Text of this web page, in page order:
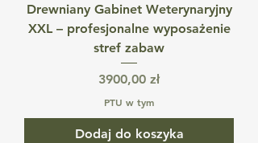
Drewniany Gabinet Weterynaryjny
XXL – profesjonalne wyposażenie
stref zabaw
Cena
3900,00 zł
PTU w tym
Dodaj do koszyka